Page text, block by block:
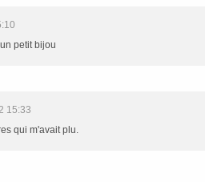
petit bijou
15:33
qui m'avait plu.